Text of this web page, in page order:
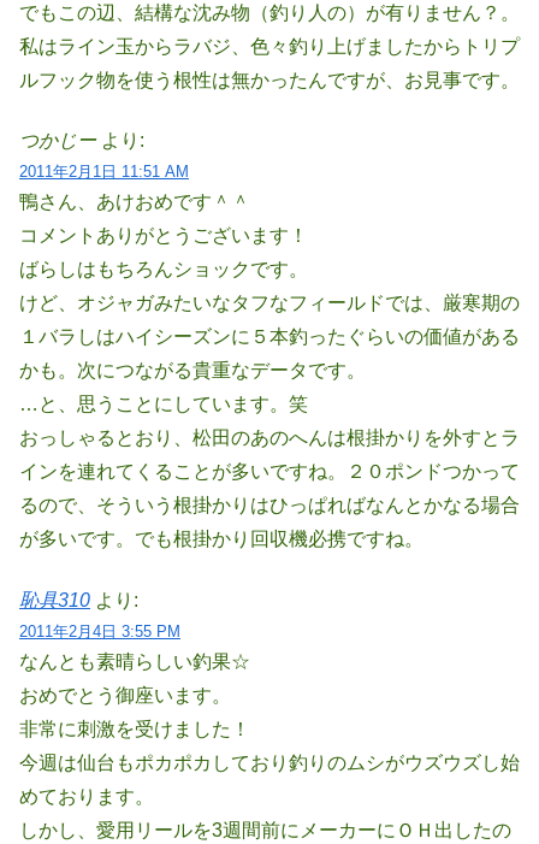
でもこの辺、結構な沈み物（釣り人の）が有りません？。
私はライン玉からラバジ、色々釣り上げましたからトリプ
ルフック物を使う根性は無かったんですが、お見事です。
つかじー より:
2011年2月1日 11:51 AM
鴨さん、あけおめです＾＾
コメントありがとうございます！
ばらしはもちろんショックです。
けど、オジャガみたいなタフなフィールドでは、厳寒期の
１バラしはハイシーズンに５本釣ったぐらいの価値がある
かも。次につながる貴重なデータです。
…と、思うことにしています。笑
おっしゃるとおり、松田のあのへんは根掛かりを外すとラ
インを連れてくることが多いですね。２０ポンドつかって
るので、そういう根掛かりはひっぱればなんとかなる場合
が多いです。でも根掛かり回収機必携ですね。
恥具310 より:
2011年2月4日 3:55 PM
なんとも素晴らしい釣果☆
おめでとう御座います。
非常に刺激を受けました！
今週は仙台もポカポカしており釣りのムシがウズウズし始
めております。
しかし、愛用リールを3週間前にメーカーにＯＨ出したの